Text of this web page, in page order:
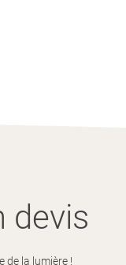
devis
de la lumière !